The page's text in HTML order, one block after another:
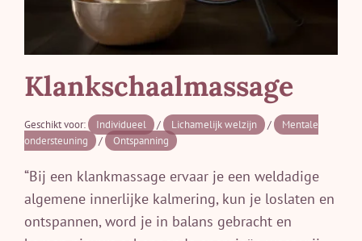
Klankschaalmassage
Geschikt voor: Individueel / Lichamelijk welzijn /
Mentale
ondersteuning
/ Ontspanning
“Bij een klankmassage ervaar je een weldadige
algemene innerlijke kalmering, kun je loslaten en
ontspannen, word je in balans gebracht en